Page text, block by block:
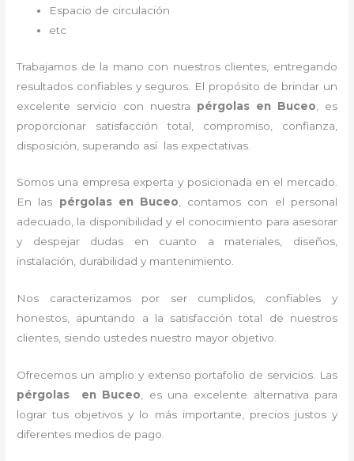
Espacio de circulación
etc
Trabajamos de la mano con nuestros clientes, entregando
resultados confiables y seguros. El propósito de brindar un
excelente servicio con nuestra pérgolas en Buceo , es
proporcionar satisfacción total, compromiso, confianza,
disposición, superando así las expectativas.
Somos una empresa experta y posicionada en el mercado.
En las pérgolasen Buceo, contamos con el personal
adecuado, la disponibilidad y el conocimiento para asesorar
y despejar dudas en cuanto a materiales, diseños,
instalación, durabilidad y mantenimiento.
Nos caracterizamos por ser cumplidos, confiables y
honestos, apuntando a la satisfacción total de nuestros
clientes, siendo ustedes nuestro mayor objetivo.
Ofrecemos un amplio y extenso portafolio de servicios. Las
pérgolas en Buceo , es una excelente alternativa para
lograr tus objetivos y lo más importante, precios justos y
diferentes medios de pago.